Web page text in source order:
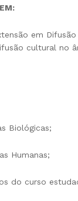
em
cultural no
Biológicas;
Humanas;
do curso